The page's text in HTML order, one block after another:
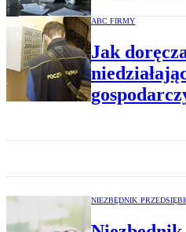
ABC FIRMY
Jak
NIEZBĘDNIK